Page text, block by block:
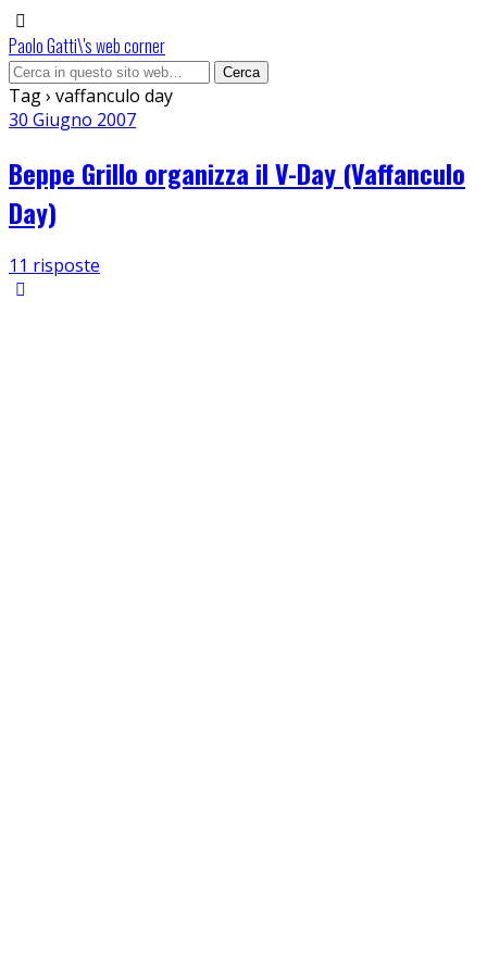
Paolo Gatti\'s web corner
Tag › vaffanculo day
30 Giugno 2007
Beppe Grillo organizza il V-Day (Vaffanculo
Day)
11 risposte